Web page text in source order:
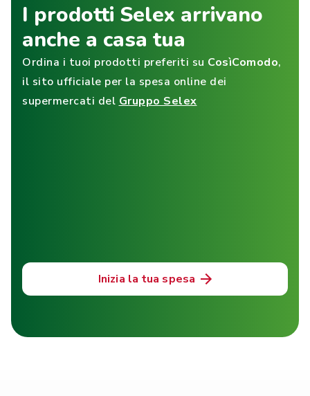
I prodotti Selex arrivano
anche a casa tua
Ordina i tuoi prodotti preferiti su CosìComodo,
il sito ufficiale per la spesa online dei
supermercati del Gruppo Selex
Inizia la tua spesa